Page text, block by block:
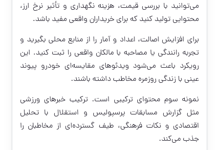
می‌توانید با بررسی قیمت، هزینه نگهداری و تأثیر نرخ ارز،
محتوایی تولید کنید که برای خریداران واقعی مفید باشد.
برای افزایش اصالت، اعداد و آمار را از منابع محلی بگیرید و
تجربه رانندگی یا مصاحبه با مالکان واقعی را ثبت کنید. این
رویکرد باعث می‌شود ویدئوهای مقایسه‌ای خودرو پیوند
عینی با زندگی روزمره مخاطب داشته باشند.
نمونه سوم محتوای ترکیبی است. ترکیب خبرهای ورزشی
مثل گزارش مسابقات پرسپولیس و استقلال با تحلیل
اقتصادی و نکات فرهنگی، طیف گسترده‌ای از مخاطبان را
جذب می‌کند.